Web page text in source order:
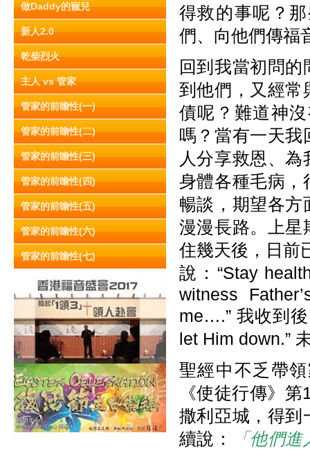
做Daddy的寵兒
新人2.0
乾柴烈火
主人 vs 管家
管家的前瞻性(一)
管家的前瞻性(二)
管家的前瞻性(三)
管家的前瞻性(四)
管家的前瞻性(五)
管家的前瞻性(六)
管家的前瞻性(七)
得救的事呢？
們、向他們傳福
回到我當初問
到他們，又經常
債呢？難道神
嗎？當有一天我
人分享救恩、
身體各種毛病，
暢談，期望各方
漫漫長路。上星
住幾天後，日前
說：“Stay
witness
me….” 我收到後
let Him down.”
聖經中不乏帶
《使徒行傳》
撒利亞城，得到
續說：
「他們